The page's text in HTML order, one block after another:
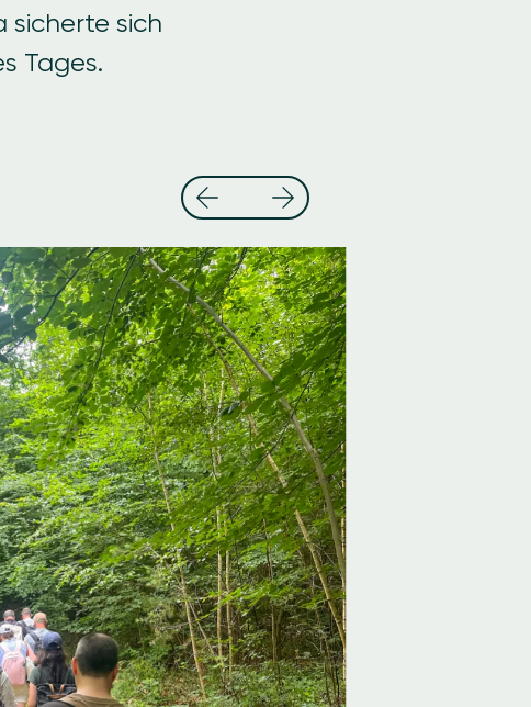
sicherte sich
Tages.